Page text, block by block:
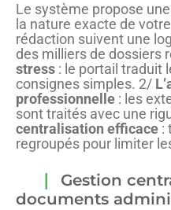
Le système propose
la nature exacte de
rédaction suivent une
des milliers de dossiers
stress : le portail traduit
consignes simples. 2/
professionnelle : les
sont traités avec une
centralisation efficace :
regroupés pour limiter
Gestion
documents